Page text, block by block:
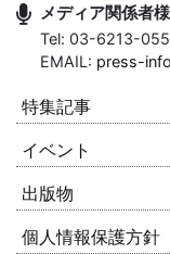
メディア関係者
Tel: 03-6213-
EMAIL: press-
特集記事
イベント
出版物
個人情報保護方針